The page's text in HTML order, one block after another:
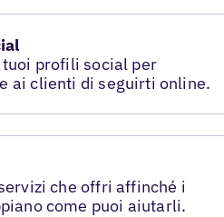
profili social per
ai clienti di seguirti online.
che offri affinché i
come puoi aiutarli.